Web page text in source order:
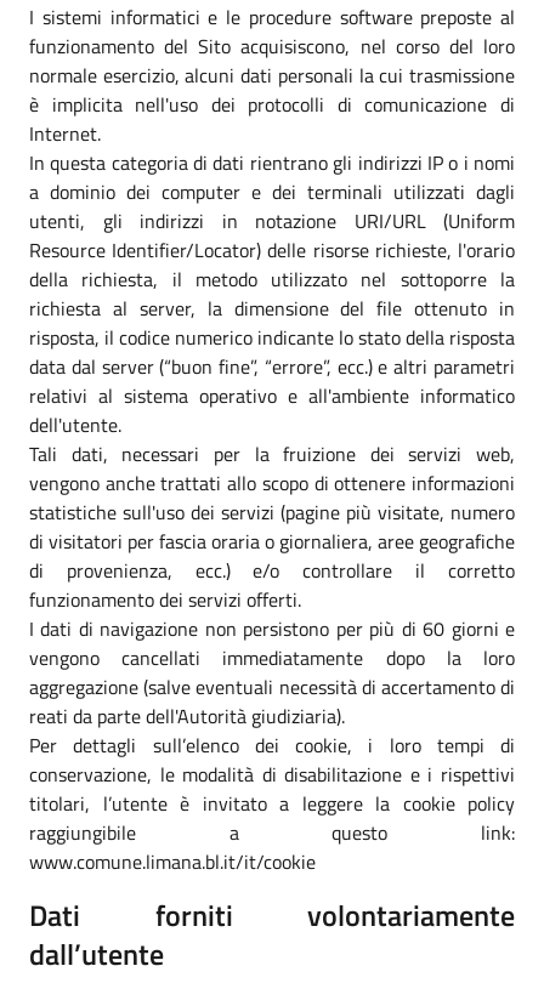
I sistemi informatici e le procedure software preposte al
funzionamento del Sito acquisiscono, nel corso del loro
normale esercizio, alcuni dati personali la cui trasmissione
è implicita nell'uso dei protocolli di comunicazione di
Internet.
In questa categoria di dati rientrano gli indirizzi IP o i nomi
a dominio dei computer e dei terminali utilizzati dagli
utenti, gli indirizzi in notazione URI/URL (Uniform
Resource Identifier/Locator) delle risorse richieste, l'orario
della richiesta, il metodo utilizzato nel sottoporre la
richiesta al server, la dimensione del file ottenuto in
risposta, il codice numerico indicante lo stato della risposta
data dal server (“buon fine”, “errore”, ecc.) e altri parametri
relativi al sistema operativo e all'ambiente informatico
dell'utente.
Tali dati, necessari per la fruizione dei servizi web,
vengono anche trattati allo scopo di ottenere informazioni
statistiche sull'uso dei servizi (pagine più visitate, numero
di visitatori per fascia oraria o giornaliera, aree geografiche
di provenienza, ecc.) e/o controllare il corretto
funzionamento dei servizi offerti.
I dati di navigazione non persistono per più di 60 giorni e
vengono cancellati immediatamente dopo la loro
aggregazione (salve eventuali necessità di accertamento di
reati da parte dell'Autorità giudiziaria).
Per dettagli sull’elenco dei cookie, i loro tempi di
conservazione, le modalità di disabilitazione e i rispettivi
titolari, l’utente è invitato a leggere la cookie policy
raggiungibile a questo link:
www.comune.limana.bl.it/it/cookie
Dati forniti volontariamente
dall’utente